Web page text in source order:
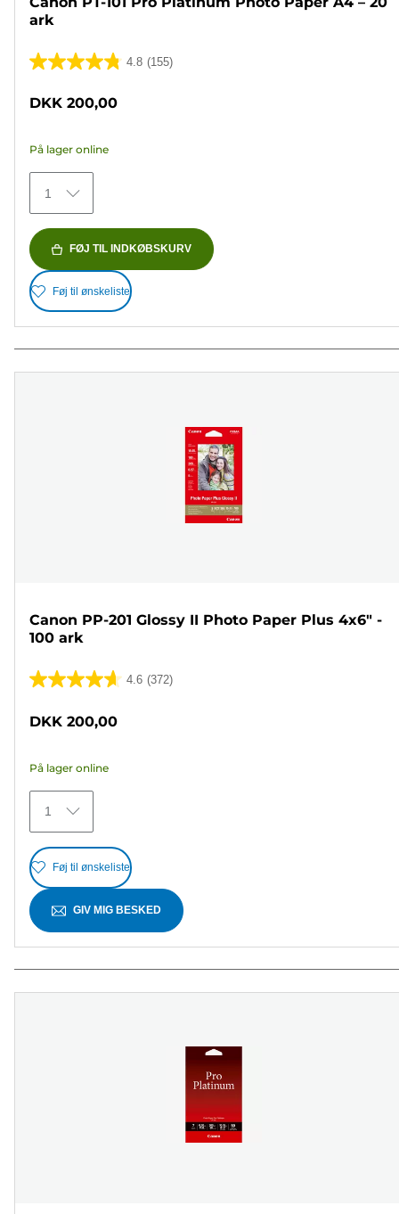
ark
4.8 (155)
4.8
stjerner.
155
anmeldelser
DKK 200,00
På lager online
1
FØJ TIL INDKØBSKURV
Føj til ønskeliste
Canon PP-201 Glossy II Photo Paper Plus 4x6" -
100 ark
4.6 (372)
4.6
af
stjerner.
372
anmeldelser
DKK 200,00
På lager online
1
Føj til ønskeliste
GIV MIG BESKED